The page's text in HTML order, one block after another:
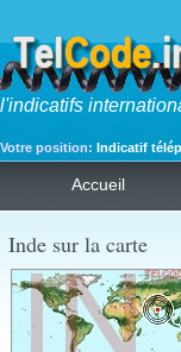
l'indicatifs
Votre position: Indicatif
Accueil
Inde sur la carte